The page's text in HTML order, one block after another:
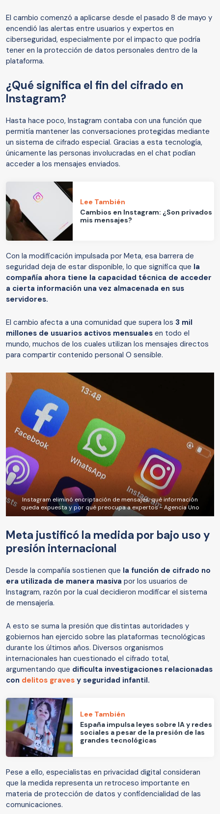
El cambio comenzó a aplicarse desde el pasado 8 de mayo y
encendió las alertas entre usuarios y expertos en
ciberseguridad, especialmente por el impacto que podría
tener en la protección de datos personales dentro de la
plataforma.
¿Qué significa el fin del cifrado en
Instagram?
Hasta hace poco, Instagram contaba con una función que
permitía mantener las conversaciones protegidas mediante
un sistema de cifrado especial. Gracias a esta tecnología,
únicamente las personas involucradas en el chat podían
acceder a los mensajes enviados.
Lee También
Cambios en Instagram: ¿Son privados
mis mensajes?
Con la modificación impulsada por Meta, esa barrera de
seguridad deja de estar disponible, lo que significa que la
compañía ahora tiene la capacidad técnica de acceder
a cierta información una vez almacenada en sus
servidores.
El cambio afecta a una comunidad que supera los 3 mil
millones de usuarios activos mensuales en todo el
mundo, muchos de los cuales utilizan los mensajes directos
para compartir contenido personal O sensible.
Instagram eliminó encriptación de mensajes: qué información
queda expuesta y por qué preocupa a expertos - Agencia Uno
Meta justificó la medida por bajo uso y
presión internacional
Desde la compañía sostienen que la función de cifrado no
era utilizada de manera masiva por los usuarios de
Instagram, razón por la cual decidieron modificar el sistema
de mensajería.
A esto se suma la presión que distintas autoridades y
gobiernos han ejercido sobre las plataformas tecnológicas
durante los últimos años. Diversos organismos
internacionales han cuestionado el cifrado total,
argumentando que dificulta investigaciones relacionadas
con delitos graves y seguridad infantil.
Lee También
España impulsa leyes sobre IA y redes
sociales a pesar de la presión de las
grandes tecnológicas
Pese a ello, especialistas en privacidad digital consideran
que la medida representa un retroceso importante en
materia de protección de datos y confidencialidad de las
comunicaciones.